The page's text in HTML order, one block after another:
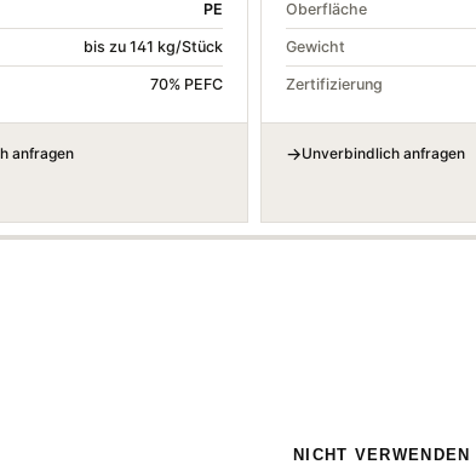
PE
bis zu 141 kg/Stück
70% PEFC
anfragen
Oberfläche
Gewicht
Zertifizierung
Unverbindlich anfragen
NICHT VERWENDEN